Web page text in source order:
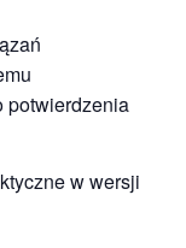
potwierdzenia
w wersji